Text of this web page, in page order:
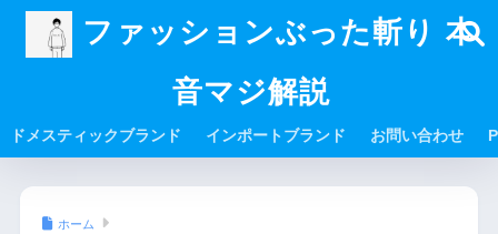
ファッションぶった斬り 本
音マジ解説
ドメスティックブランド インポートブランド お問い合わせ
ホーム